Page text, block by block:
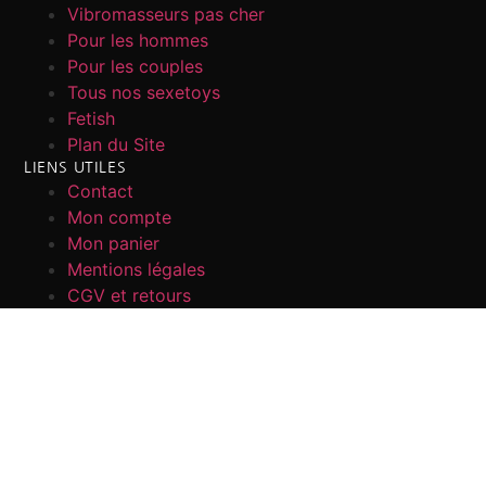
Vibromasseurs pas cher
Pour les hommes
Pour les couples
Tous nos sexetoys
Fetish
Plan du Site
LIENS UTILES
Contact
Mon compte
Mon panier
Mentions légales
CGV et retours